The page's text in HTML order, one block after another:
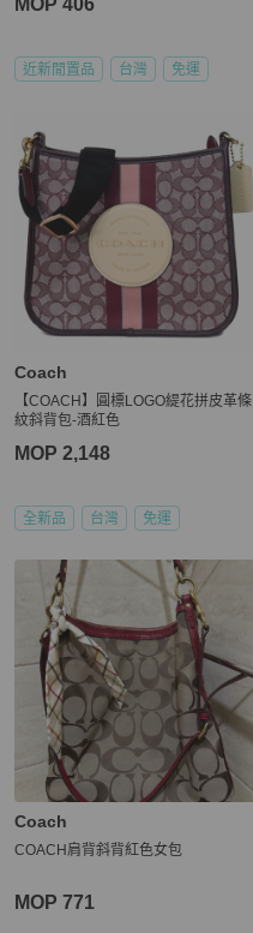
近新閒置品 台灣 免運
Coach
【COACH】圓標LOGO緹花拼皮革條
紋斜背包-酒紅色
MOP 2,148
全新品 台灣 免運
Coach
COACH肩背斜背紅色女包
MOP 771